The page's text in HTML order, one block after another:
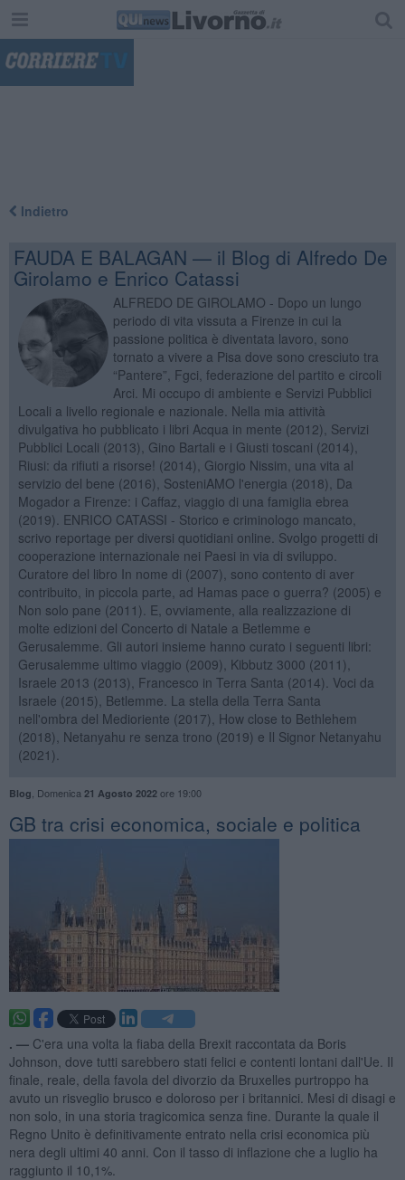
Indietro
FAUDA E BALAGAN — il Blog di Alfredo De
Girolamo e Enrico Catassi
ALFREDO DE GIROLAMO - Dopo un lungo
periodo di vita vissuta a Firenze in cui la
passione politica è diventata lavoro, sono
tornato a vivere a Pisa dove sono cresciuto tra
“Pantere”, Fgci, federazione del partito e circoli
Arci. Mi occupo di ambiente e Servizi Pubblici
Locali a livello regionale e nazionale. Nella mia attività
divulgativa ho pubblicato i libri Acqua in mente (2012), Servizi
Pubblici Locali (2013), Gino Bartali e i Giusti toscani (2014),
Riusi: da rifiuti a risorse! (2014), Giorgio Nissim, una vita al
servizio del bene (2016), SosteniAMO l'energia (2018), Da
Mogador a Firenze: i Caffaz, viaggio di una famiglia ebrea
(2019). ENRICO CATASSI - Storico e criminologo mancato,
scrivo reportage per diversi quotidiani online. Svolgo progetti di
cooperazione internazionale nei Paesi in via di sviluppo.
Curatore del libro In nome di (2007), sono contento di aver
contribuito, in piccola parte, ad Hamas pace o guerra? (2005) e
Non solo pane (2011). E, ovviamente, alla realizzazione di
molte edizioni del Concerto di Natale a Betlemme e
Gerusalemme. Gli autori insieme hanno curato i seguenti libri:
Gerusalemme ultimo viaggio (2009), Kibbutz 3000 (2011),
Israele 2013 (2013), Francesco in Terra Santa (2014). Voci da
Israele (2015), Betlemme. La stella della Terra Santa
nell'ombra del Medioriente (2017), How close to Bethlehem
(2018), Netanyahu re senza trono (2019) e Il Signor Netanyahu
(2021).
Blog Domenica 21 Agosto 2022ore 19:00
GB tra crisi economica, sociale e politica
. — C'era una volta la fiaba della Brexit raccontata da Boris
Johnson, dove tutti sarebbero stati felici e contenti lontani dall'Ue. Il
finale, reale, della favola del divorzio da Bruxelles purtroppo ha
avuto un risveglio brusco e doloroso per i britannici. Mesi di disagi e
non solo, in una storia tragicomica senza fine. Durante la quale il
Regno Unito è definitivamente entrato nella crisi economica più
nera degli ultimi 40 anni. Con il tasso di inflazione che a luglio ha
raggiunto il 10,1%.